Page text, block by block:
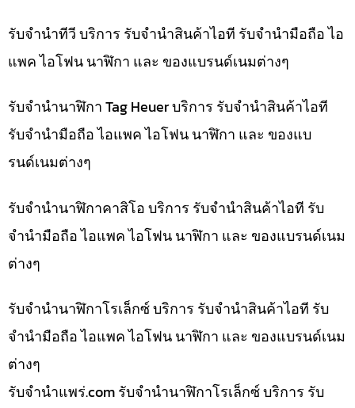
รับจำนำทีวี บริการ รับจำนำสินค้าไอที รับจำนำมือถือ ไอ
แพค ไอโฟน นาฬิกา และ ของแบรนด์เนมต่างๆ
รับจำนำนาฬิกา Tag Heuer บริการ รับจำนำสินค้าไอที
รับจำนำมือถือ ไอแพค ไอโฟน นาฬิกา และ ของแบ
รนด์เนมต่างๆ
รับจำนำนาฬิกาคาสิโอ บริการ รับจำนำสินค้าไอที รับ
จำนำมือถือ ไอแพค ไอโฟน นาฬิกา และ ของแบรนด์เนม
ต่างๆ
รับจำนำนาฬิกาโรเล็กซ์ บริการ รับจำนำสินค้าไอที รับ
จำนำมือถือ ไอแพค ไอโฟน นาฬิกา และ ของแบรนด์เนม
ต่างๆ
รับจํานําแพร่.com รับจำนำนาฬิกาโรเล็กซ์ บริการ รับ